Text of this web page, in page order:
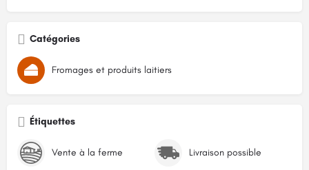
Catégories
Fromages et produits laitiers
Étiquettes
Vente à la ferme Livraison possible